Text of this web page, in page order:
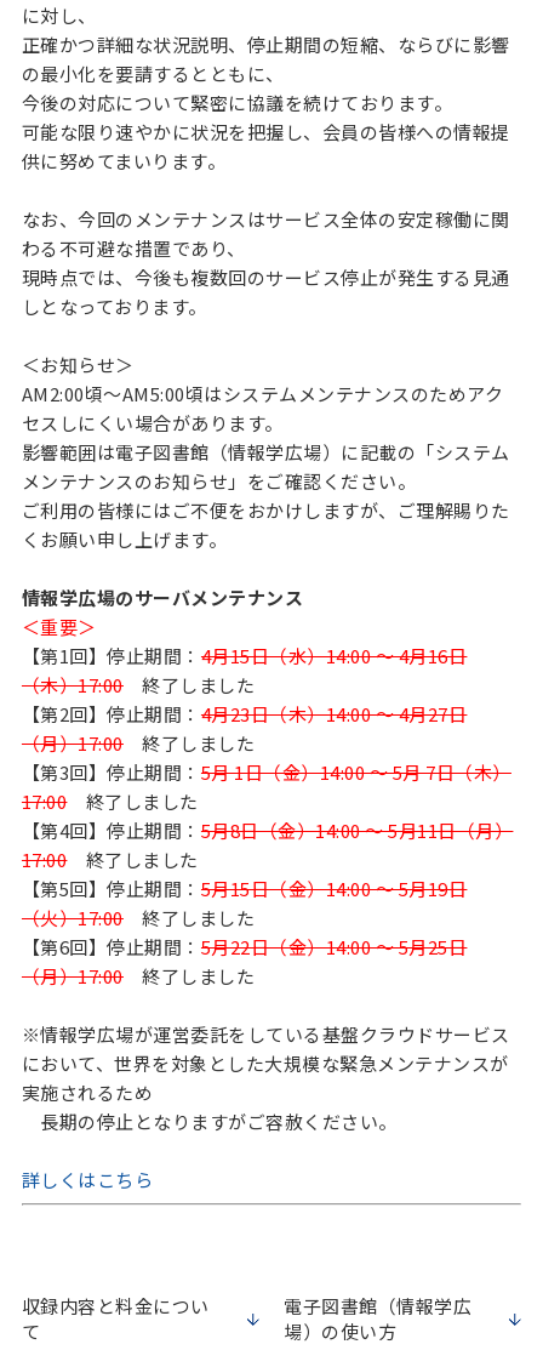
に対し、
正確かつ詳細な状況説明、停止期間の短縮、ならびに影響
の最小化を要請するとともに、
今後の対応について緊密に協議を続けております。
可能な限り速やかに状況を把握し、会員の皆様への情報提
供に努めてまいります。
なお、今回のメンテナンスはサービス全体の安定稼働に関
わる不可避な措置であり、
現時点では、今後も複数回のサービス停止が発生する見通
しとなっております。
＜お知らせ＞
AM2:00頃～AM5:00頃はシステムメンテナンスのためアク
セスしにくい場合があります。
影響範囲は電子図書館（情報学広場）に記載の「システム
メンテナンスのお知らせ」をご確認ください。
ご利用の皆様にはご不便をおかけしますが、ご理解賜りた
くお願い申し上げます。
情報学広場のサーバメンテナンス
＜重要＞
【第1回】停止期間： 4月15日（水）14:00 ～ 4月16日
（木）17:00終了しました
【第2回】停止期間： 4月23日（木）14:00 ～ 4月27日
（月）17:00終了しました
【第3回】停止期間： 5月 1日（金）14:00 ～ 5月 7日（木）
17:00終了しました
【第4回】停止期間： 5月8日（金）14:00 ～ 5月11日（月）
17:00終了しました
【第5回】停止期間： 5月15日（金）14:00 ～ 5月19日
（火）17:00終了しました
【第6回】停止期間： 5月22日（金）14:00 ～ 5月25日
（月）17:00終了しました
※情報学広場が運営委託をしている基盤クラウドサービス
において、世界を対象とした大規模な緊急メンテナンスが
実施されるため
長期の停止となりますがご容赦ください。
詳しくはこちら
収録内容と料金につい
て
電子図書館（情報学広
場）の使い方